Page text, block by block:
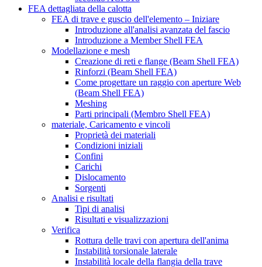
FEA dettagliata della calotta
FEA di trave e guscio dell'elemento – Iniziare
Introduzione all'analisi avanzata del fascio
Introduzione a Member Shell FEA
Modellazione e mesh
Creazione di reti e flange (Beam Shell FEA)
Rinforzi (Beam Shell FEA)
Come progettare un raggio con aperture Web
(Beam Shell FEA)
Meshing
Parti principali (Membro Shell FEA)
materiale, Caricamento e vincoli
Proprietà dei materiali
Condizioni iniziali
Confini
Carichi
Dislocamento
Sorgenti
Analisi e risultati
Tipi di analisi
Risultati e visualizzazioni
Verifica
Rottura delle travi con apertura dell'anima
Instabilità torsionale laterale
Instabilità locale della flangia della trave